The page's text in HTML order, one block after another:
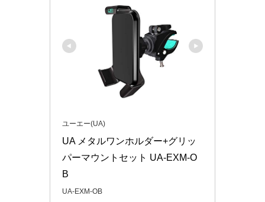
ユーエー(UA)
UA メタルワンホルダー+グリッ
パーマウントセット UA-EXM-O
B
UA-EXM-OB